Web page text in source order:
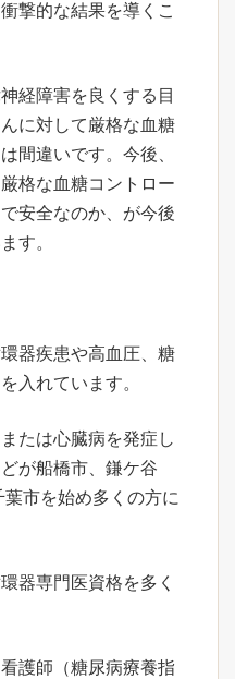
撃的な結果を導くこ
経障害を良くする目
に対して厳格な血糖
間違いです。今後、
格な血糖コントロー
安全なのか、が今後
す。
器疾患や高血圧、糖
入れています。
たは心臓病を発症し
が船橋市、鎌ケ谷
市を始め多くの方に
器専門医資格を多く
護師（糖尿病療養指